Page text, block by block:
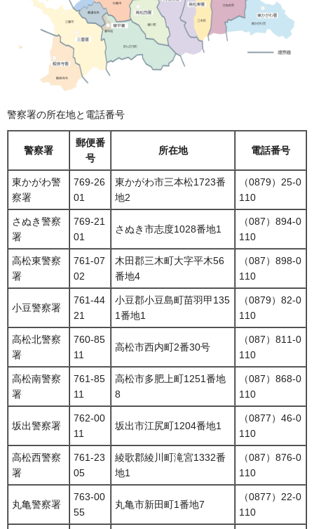
警察署の所在地と電話番号
警察署
郵便番
号
所在地 電話番号
東かがわ警
察署
769-26
01
東かがわ市三本松1723番
地2
（0879）25-0
110
さぬき警察
署
769-21
01
さぬき市志度1028番地1
（087）894-0
110
高松東警察
署
761-07
02
木田郡三木町大字平木56
番地4
（087）898-0
110
小豆警察署
761-44
21
小豆郡小豆島町苗羽甲135
1番地1
（0879）82-0
110
高松北警察
署
760-85
11
高松市西内町2番30号
（087）811-0
110
高松南警察
署
761-85
11
高松市多肥上町1251番地
8
（087）868-0
110
坂出警察署
762-00
11
坂出市江尻町1204番地1
（0877）46-0
110
高松西警察
署
761-23
05
綾歌郡綾川町滝宮1332番
地1
（087）876-0
110
丸亀警察署
763-00
55
丸亀市新田町1番地7
（0877）22-0
110